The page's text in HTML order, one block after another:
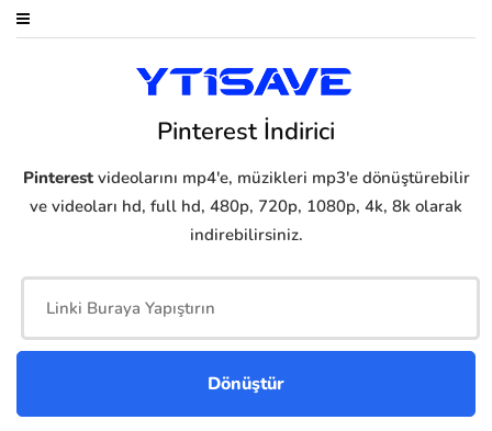
Pinterest İndirici
Pinterestvideolarını mp4'e, müzikleri mp3'e dönüştürebilir
ve videoları hd, full hd, 480p, 720p, 1080p, 4k, 8k olarak
indirebilirsiniz.